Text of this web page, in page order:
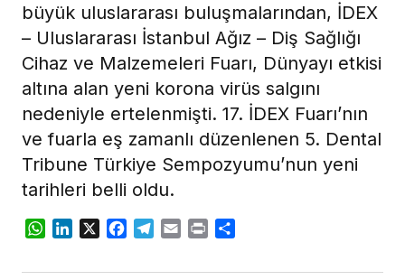
büyük uluslararası buluşmalarından, İDEX
– Uluslararası İstanbul Ağız – Diş Sağlığı
Cihaz ve Malzemeleri Fuarı, Dünyayı etkisi
altına alan yeni korona virüs salgını
nedeniyle ertelenmişti. 17. İDEX Fuarı’nın
ve fuarla eş zamanlı düzenlenen 5. Dental
Tribune Türkiye Sempozyumu’nun yeni
tarihleri belli oldu.
WhatsApp
LinkedIn
X Facebook
Telegram
Email Print